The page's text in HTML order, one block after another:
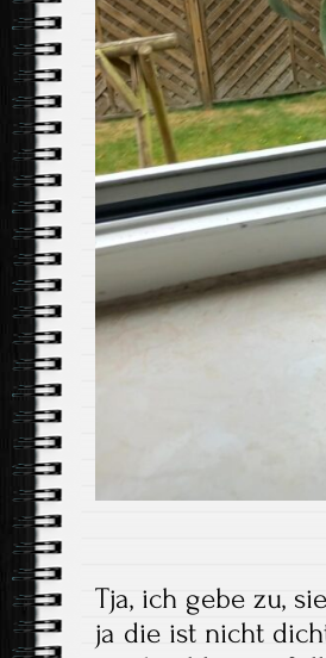
Tja, ich gebe zu,
ja die ist nicht